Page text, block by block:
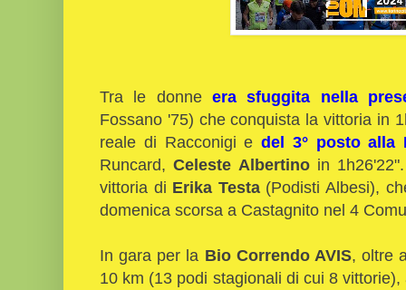
Tra le donne era sfuggita nella
Fossano '75) che conquista la vittoria in
reale di Racconigi edel 3° posto alla
Runcard,Celeste Albertinoin
vittoria di Erika Testa(Podisti Albesi),
domenica scorsa a Castagnito nel 4
In gara per la Bio Correndo AVIS, oltre
10 km (13 podi stagionali di cui 8